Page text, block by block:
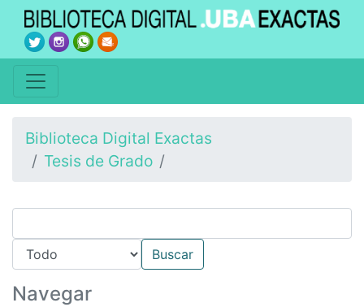
Biblioteca Digital Exactas
Tesis de Grado
Navegar